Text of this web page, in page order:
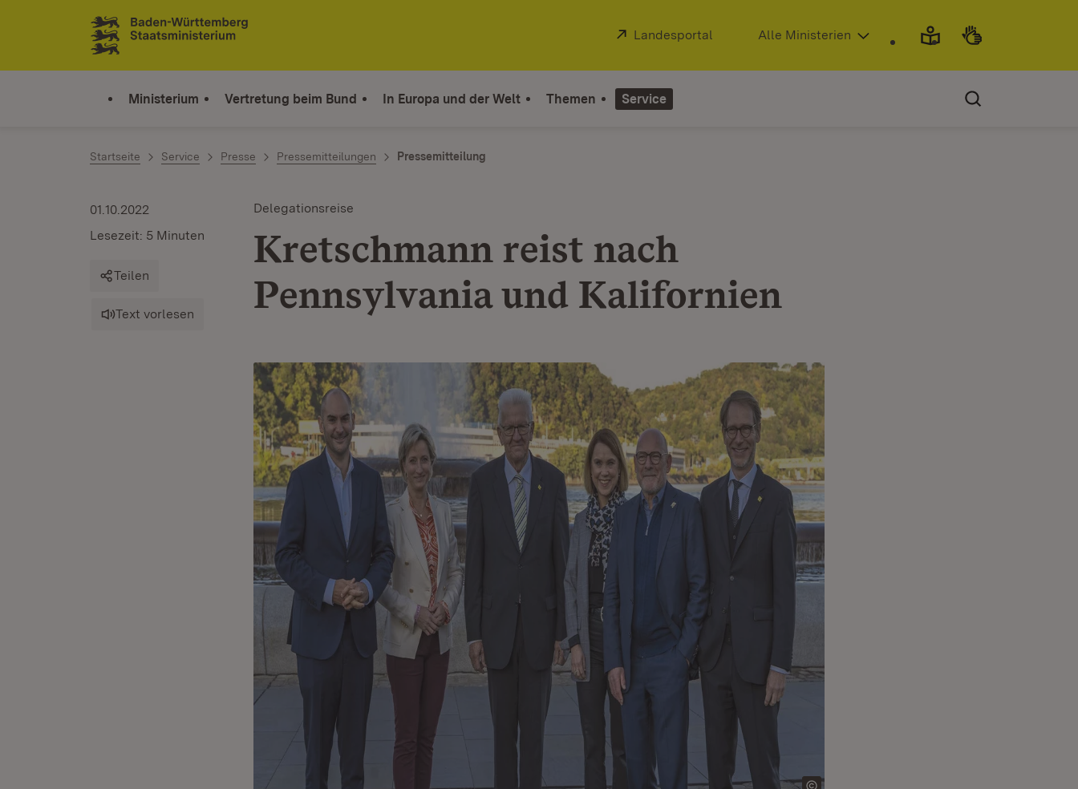
Zum Inhalt springen
Link zur Startseite
Extern:
Landesportal (Öffnet in neuem Fenster)
Alle Ministerien
Ministerium Vertretung beim Bund In Europa und der Welt Themen Service
Startseite Service Presse Pressemitteilungen Pressemitteilung
Delegationsreise
Kretschmann reist nach
Pennsylvania und Kalifornien
01.10.2022
Lesezeit: 5 Minuten
Teilen
Text vorlesen